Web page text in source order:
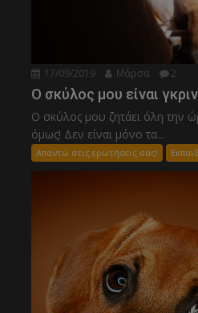
17/09/2019 Μάρσα 2
Ο σκύλος μου είναι
Ο σκύλος μου ζητάει όλη την
όμως! Δεν είναι μόνο τα...
Απαντώ στις ερωτήσεις σας!